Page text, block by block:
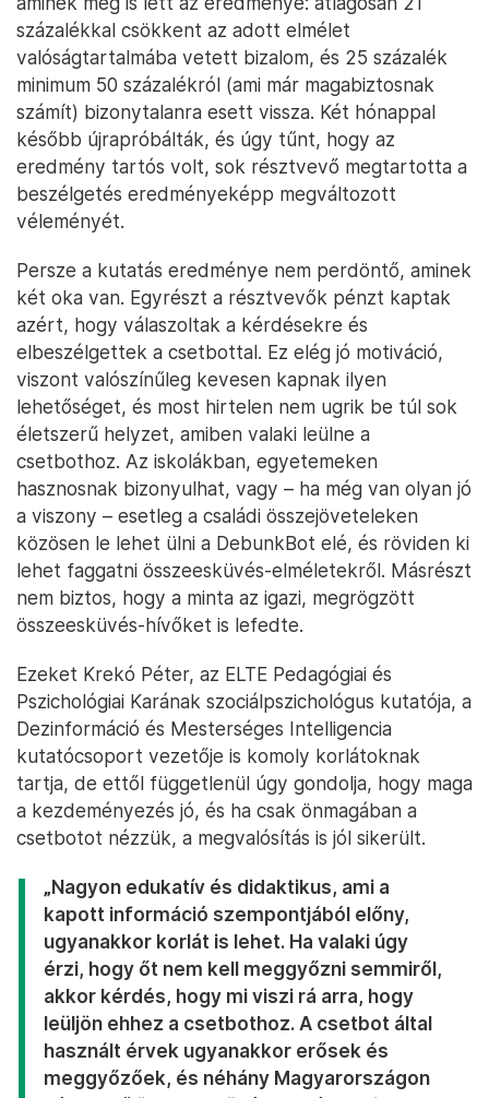
százalékkal csökkent az adott elmélet
valóságtartalmába vetett bizalom, és 25 százalék
minimum 50 százalékról (ami már magabiztosnak
számít) bizonytalanra esett vissza. Két hónappal
később újrapróbálták, és úgy tűnt, hogy az
eredmény tartós volt, sok résztvevő megtartotta a
beszélgetés eredményeképp megváltozott
véleményét.
Persze a kutatás eredménye nem perdöntő, aminek
két oka van. Egyrészt a résztvevők pénzt kaptak
azért, hogy válaszoltak a kérdésekre és
elbeszélgettek a csetbottal. Ez elég jó motiváció,
viszont valószínűleg kevesen kapnak ilyen
lehetőséget, és most hirtelen nem ugrik be túl sok
életszerű helyzet, amiben valaki leülne a
csetbothoz. Az iskolákban, egyetemeken
hasznosnak bizonyulhat, vagy – ha még van olyan jó
a viszony – esetleg a családi összejöveteleken
közösen le lehet ülni a DebunkBot elé, és röviden ki
lehet faggatni összeesküvés-elméletekről. Másrészt
nem biztos, hogy a minta az igazi, megrögzött
összeesküvés-hívőket is lefedte.
Ezeket Krekó Péter, az ELTE Pedagógiai és
Pszichológiai Karának szociálpszichológus kutatója, a
Dezinformáció és Mesterséges Intelligencia
kutatócsoport vezetője is komoly korlátoknak
tartja, de ettől függetlenül úgy gondolja, hogy maga
a kezdeményezés jó, és ha csak önmagában a
csetbotot nézzük, a megvalósítás is jól sikerült.
„Nagyon edukatív és didaktikus, ami a
kapott információ szempontjából előny,
ugyanakkor korlát is lehet. Ha valaki úgy
érzi, hogy őt nem kell meggyőzni semmiről,
akkor kérdés, hogy mi viszi rá arra, hogy
leüljön ehhez a csetbothoz. A csetbot által
használt érvek ugyanakkor erősek és
meggyőzőek, és néhány Magyarországon